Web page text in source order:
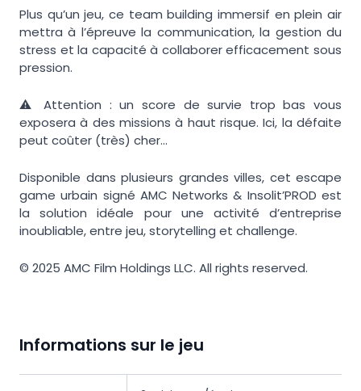
Plus qu’un jeu, ce team building immersif en plein air
mettra à l’épreuve la communication, la gestion du
stress et la capacité à collaborer efficacement sous
pression.
⚠️ Attention : un score de survie trop bas vous
exposera à des missions à haut risque. Ici, la défaite
peut coûter (très) cher…
Disponible dans plusieurs grandes villes, cet escape
game urbain signé AMC Networks & Insolit’PROD est
la solution idéale pour une activité d’entreprise
inoubliable, entre jeu, storytelling et challenge.
© 2025 AMC Film Holdings LLC. All rights reserved.
Informations sur le jeu